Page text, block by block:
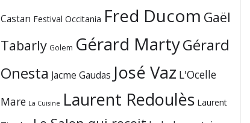
Castan Festival Occitania Fred Ducom Gaël
Tabarly Golem Gérard MartyGérard
Onesta Jacme Gaudas José Vaz L'Ocelle
Mare La Cuisine Laurent Redoulès Laurent